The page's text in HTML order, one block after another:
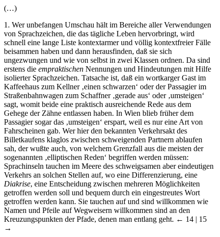
(…)
1. Wer unbefangen Umschau hält im Bereiche aller Verwendungen
von Sprachzeichen, die das tägliche Leben hervorbringt, wird
schnell eine lange Liste kontextarmer und völlig kontextfreier Fälle
beisammen haben und dann herausfinden, daß sie sich
ungezwungen und wie von selbst in zwei Klassen ordnen. Da sind
erstens die empraktischen Nennungen und Hindeutungen mit Hilfe
isolierter Sprachzeichen. Tatsache ist, daß ein wortkarger Gast im
Kaffeehaus zum Kellner ‚einen schwarzen‘ oder der Passagier im
Straßenbahnwagen zum Schaffner ‚gerade aus‘ oder ‚umsteigen‘
sagt, womit beide eine praktisch ausreichende Rede aus dem
Gehege der Zähne entlassen haben. In Wien blieb früher dem
Passagier sogar das ‚umsteigen‘ erspart, weil es nur eine Art von
Fahrscheinen gab. Wer hier den bekannten Verkehrsakt des
Billetkaufens klaglos zwischen schweigenden Partnern ablaufen
sah, der wußte auch, von welchem Grenzfall aus die meisten der
sogenannten ‚elliptischen Reden‘ begriffen werden müssen:
Sprachinseln tauchen im Meere des schweigsamen aber eindeutigen
Verkehrs an solchen Stellen auf, wo eine Differenzierung, eine
Diakrise, eine Entscheidung zwischen mehreren Möglichkeiten
getroffen werden soll und bequem durch ein eingestreutes Wort
getroffen werden kann. Sie tauchen auf und sind willkommen wie
Namen und Pfeile auf Wegweisern willkommen sind an den
Kreuzungspunkten der Pfade, denen man entlang geht. ← 14 | 15
→